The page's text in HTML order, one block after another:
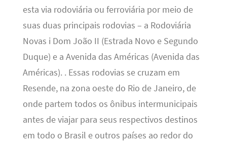
esta via rodoviária ou ferroviária por meio de
suas duas principais rodovias – a Rodoviária
Novas i Dom João II (Estrada Novo e Segundo
Duque) e a Avenida das Américas (Avenida das
Américas). . Essas rodovias se cruzam em
Resende, na zona oeste do Rio de Janeiro, de
onde partem todos os ônibus intermunicipais
antes de viajar para seus respectivos destinos
em todo o Brasil e outros países ao redor do